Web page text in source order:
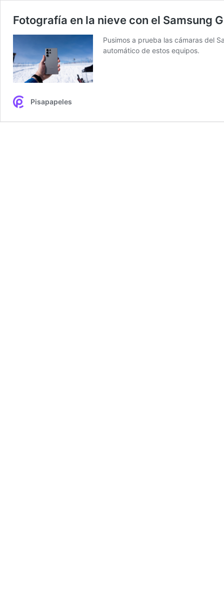
Fotografía en la nieve con el Samsung
Pusimos a prueba las cámaras del
automático de estos equipos.
Pisapapeles